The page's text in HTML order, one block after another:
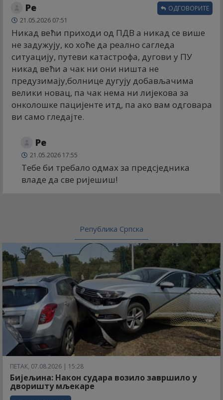
Ре
21.05.2026 07:51
Никад већи приходи од ПДВ а никад се више
не задужују, ко хоће да реално сагледа
ситуацију, путеви катастрофа, дугови у ПУ
никад већи а чак ни они ништа не
предузимају,болнице дугују добављачима
велики новац, па чак нема ни лијекова за
онколошке пацијенте итд, па ако вам одговара
ви само гледајте.
ОДГОВОРИТЕ
Ре
21.05.2026 17:55
Тебе би требало одмах за предсједника
владе да све ријешиш!
Република Српска
ПЕТАК, 07.08.2026 | 15:28
Бијељина: Након судара возило завршило у
дворишту мљекаре